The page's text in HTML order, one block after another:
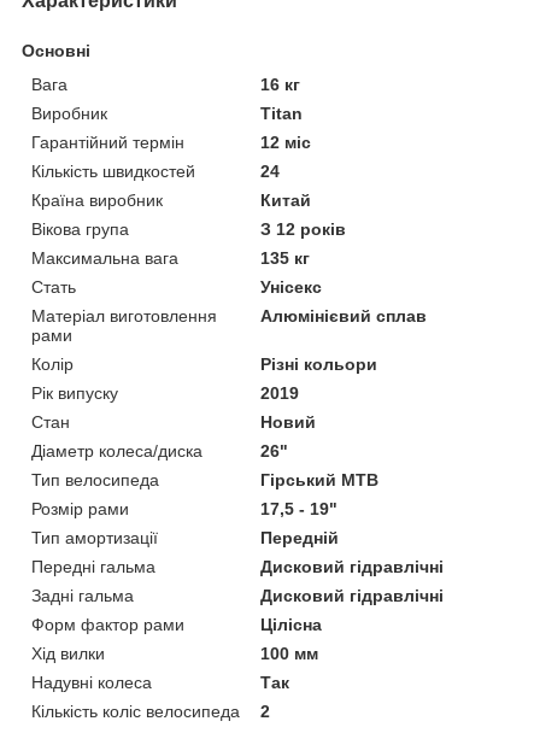
Основні
Вага
16 кг
Виробник
Titan
Гарантійний термін
12 міс
Кількість швидкостей
24
Країна виробник
Китай
Вікова група
З 12 років
Максимальна вага
135 кг
Стать
Унісекс
Матеріал виготовлення
рами
Алюмінієвий сплав
Колір
Різні кольори
Рік випуску
2019
Стан
Новий
Діаметр колеса/диска
26"
Тип велосипеда
Гірський MTB
Розмір рами
17,5 - 19"
Тип амортизації
Передній
Передні гальма
Дисковий гідравлічні
Задні гальма
Дисковий гідравлічні
Форм фактор рами
Цілісна
Хід вилки
100 мм
Надувні колеса
Так
Кількість коліс велосипеда
2